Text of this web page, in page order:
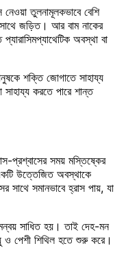
নেওয়া তুলনামূলকভাবে বেশি
সাথে জড়িত। আর বাম নাকের
অবস্থা বা
শক্তি জোগাতে সাহায্য
সাহায্য করতে পারে শান্ত
প্রশ্বাসের সময় মস্তিষ্কের
উত্তেজিত অবস্থাকে
সাথে সমানভাবে হ্রাস পায়, যা
সাধিত হয়। তাই দেহ-মন
ও পেশী শিথিল হতে শুরু করে।